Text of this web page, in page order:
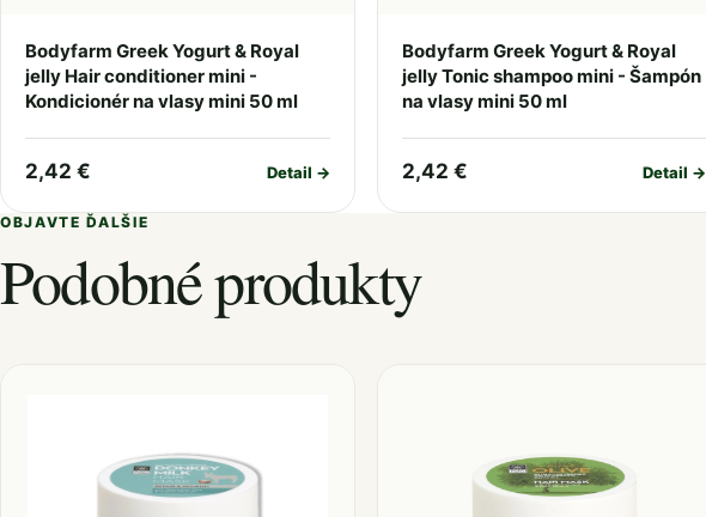
Bodyfarm Greek Yogurt & Royal
jelly Hair conditioner mini -
Kondicionér na vlasy mini 50 ml
2,42 € Detail →
Bodyfarm Greek Yogurt & Royal
jelly Tonic shampoo mini - Šampón
na vlasy mini 50 ml
2,42 € Detail →
OBJAVTE ĎALŠIE
Podobné produkty